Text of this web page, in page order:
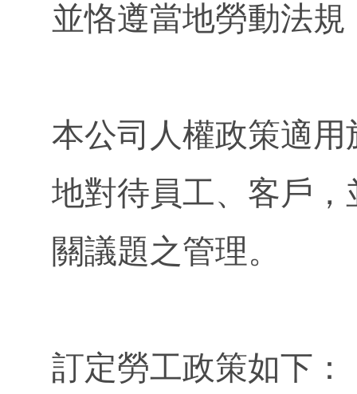
並恪遵當地勞動法
本公司人權政策適
地對待員工、客戶
關議題之管理。
訂定勞工政策如下：